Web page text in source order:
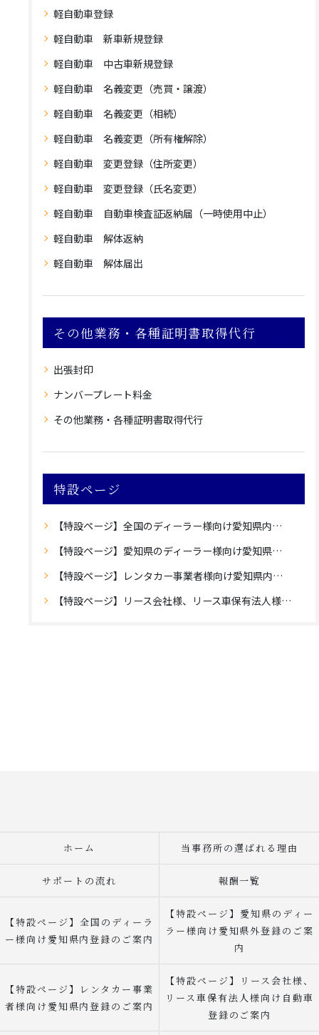
軽自動車登録
軽自動車 新車新規登録
軽自動車 中古車新規登録
軽自動車 名義変更（売買・譲渡）
軽自動車 名義変更（相続）
軽自動車 名義変更（所有権解除）
軽自動車 変更登録（住所変更）
軽自動車 変更登録（氏名変更）
軽自動車 自動車検査証返納届（一時使用中止）
軽自動車 解体返納
軽自動車 解体届出
その他業務・各種証明書取得代行
出張封印
ナンバープレート料金
その他業務・各種証明書取得代行
特設ページ
【特設ページ】全国のディーラー様向け愛知県内登録のご案内
【特設ページ】愛知県のディーラー様向け愛知県外登録のご案内
【特設ページ】レンタカー事業者様向け愛知県内登録のご案内
【特設ページ】リース会社様、リース車保有法人様向け自動車登録のご案内
ホーム 当事務所の選ばれる理由
サポートの流れ 報酬一覧
【特設ページ】全国のディーラ
ー様向け愛知県内登録のご案内
【特設ページ】愛知県のディー
ラー様向け愛知県外登録のご案
内
【特設ページ】レンタカー事業
者様向け愛知県内登録のご案内
【特設ページ】リース会社様、
リース車保有法人様向け自動車
登録のご案内